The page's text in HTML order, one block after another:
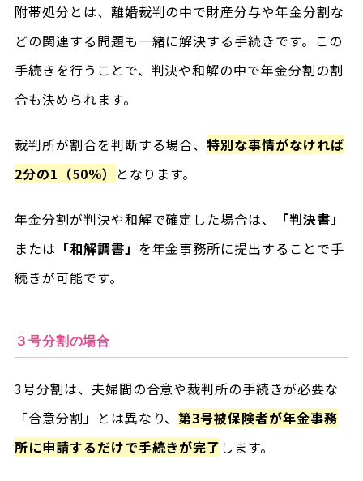
附帯処分とは、離婚裁判の中で財産分与や年金分割な
どの関連する問題も一緒に解決する手続きです。この
手続きを行うことで、判決や和解の中で年金分割の割
合も決められます。
裁判所が割合を判断する場合、特別な事情がなければ
2分の1（50％）
となります。
年金分割が判決や和解で確定した場合は、
「判決書」
または 「和解調書」 を年金事務所に提出することで手
続きが可能です。
３号分割の場合
3号分割は、夫婦間の合意や裁判所の手続きが必要な
「合意分割」とは異なり、第3号被保険者が年金事務
所に申請するだけで手続きが完了 します。